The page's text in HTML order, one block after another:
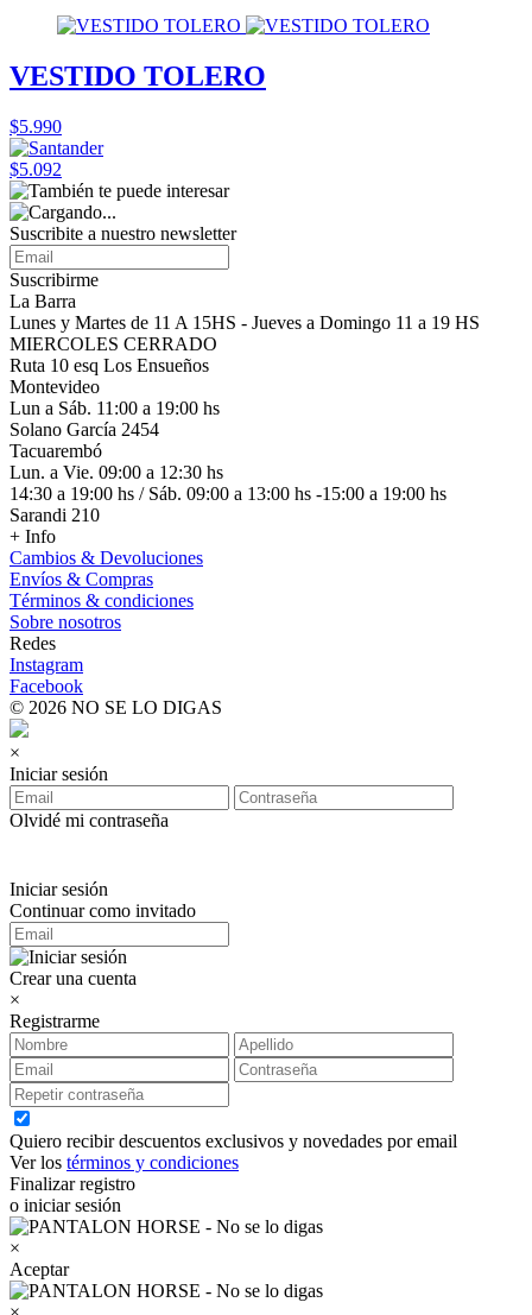
VESTIDO TOLERO
$5.990
$5.092
Suscribite a nuestro newsletter
Suscribirme
La Barra
Lunes y Martes de 11 A 15HS - Jueves a Domingo 11 a 19 HS
MIERCOLES CERRADO
Ruta 10 esq Los Ensueños
Montevideo
Lun a Sáb. 11:00 a 19:00 hs
Solano García 2454
Tacuarembó
Lun. a Vie. 09:00 a 12:30 hs
14:30 a 19:00 hs / Sáb. 09:00 a 13:00 hs -15:00 a 19:00 hs
Sarandi 210
+ Info
Cambios & Devoluciones
Envíos & Compras
Términos & condiciones
Sobre nosotros
Redes
Instagram
Facebook
© 2026 NO SE LO DIGAS
×
Iniciar sesión
Olvidé mi contraseña
Iniciar sesión
Continuar como invitado
Crear una cuenta
×
Registrarme
Quiero recibir descuentos exclusivos y novedades por email
Ver los términos y condiciones
Finalizar registro
o iniciar sesión
×
Aceptar